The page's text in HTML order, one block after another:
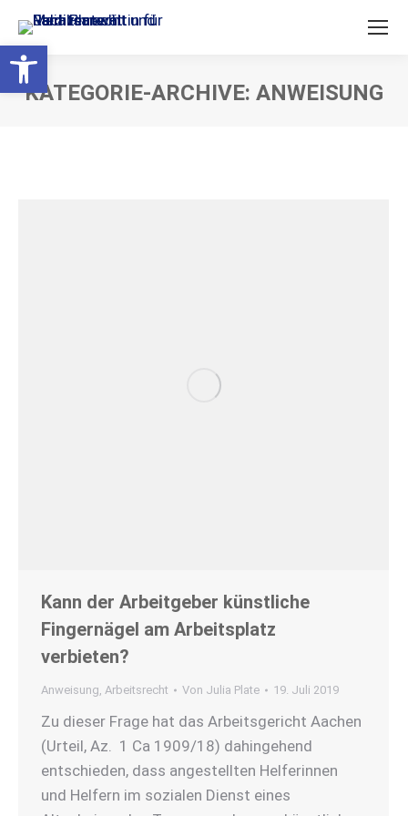
Open toolbar
KATEGORIE-ARCHIVE: ANWEISUNG
Kann der Arbeitgeber künstliche
Fingernägel am Arbeitsplatz
verbieten?
Anweisung, Arbeitsrecht Von Julia Plate 19. Juli 2019
Zu dieser Frage hat das Arbeitsgericht Aachen
(Urteil, Az. 1 Ca 1909/18) dahingehend
entschieden, dass angestellten Helferinnen
und Helfern im sozialen Dienst eines